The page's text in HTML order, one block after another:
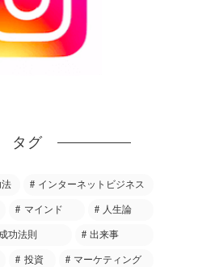
タグ
法 インターネットビジネス
マインド 人生論
成功法則 出来事
投資 マーケティング